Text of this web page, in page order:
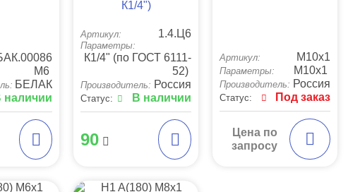
М6
БЕЛАК
наличии
К1/4")
Артикул: 1.4.Ц6
Параметры:
К1/4" (по ГОСТ 6111-
52)
Производитель: Россия
Статус: В наличии
90
Артикул: М10х1
Параметры: М10х1
Производитель: Россия
Статус: Под заказ
Цена по
запросу